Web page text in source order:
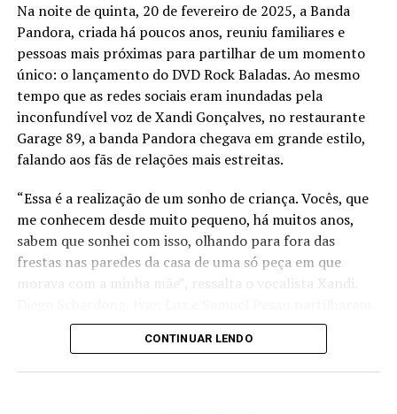
Na noite de quinta, 20 de fevereiro de 2025, a Banda
Pandora, criada há poucos anos, reuniu familiares e
pessoas mais próximas para partilhar de um momento
único: o lançamento do DVD Rock Baladas. Ao mesmo
tempo que as redes sociais eram inundadas pela
inconfundível voz de Xandi Gonçalves, no restaurante
Garage 89, a banda Pandora chegava em grande estilo,
falando aos fãs de relações mais estreitas.
“Essa é a realização de um sonho de criança. Vocês, que
me conhecem desde muito pequeno, há muitos anos,
sabem que sonhei com isso, olhando para fora das
frestas nas paredes da casa de uma só peça em que
morava com a minha mãe”, ressalta o vocalista Xandi.
da alegria, deixando evidente que o lançamento do DVD,
que está no youtube, é uma vitória gigantesca.
CONTINUAR LENDO